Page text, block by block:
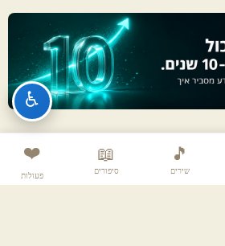
🎵
שירים
📖
סיפורים
❤️
פעולות
♿